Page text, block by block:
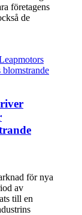
företagens
de
för nya
av
till en